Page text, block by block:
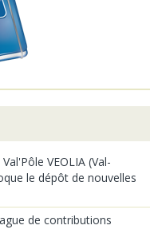
VEOLIA (Val-
le dépôt de nouvelles
de contributions